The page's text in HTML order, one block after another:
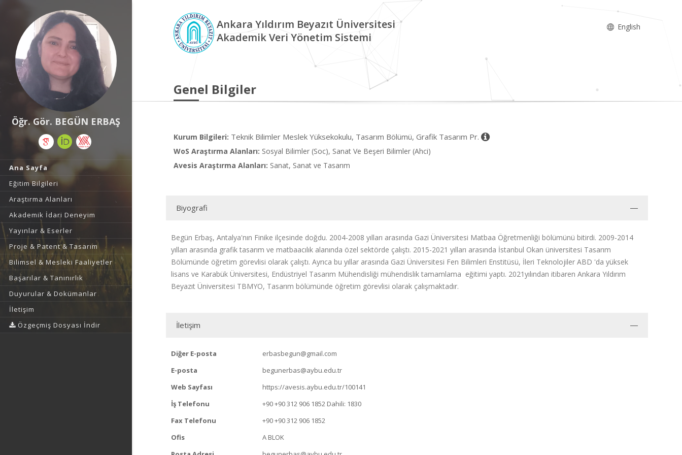
Öğr. Gör. BEGÜN ERBAŞ
Ana Sayfa
Eğitim Bilgileri
Araştırma Alanları
Akademik İdari Deneyim
Yayınlar & Eserler
Proje & Patent & Tasarım
Bilimsel & Mesleki Faaliyetler
Başarılar & Tanınırlık
Duyurular & Dokümanlar
İletişim
Özgeçmiş Dosyası İndir
Ankara Yıldırım Beyazıt Üniversitesi
Akademik Veri Yönetim Sistemi
English
Genel Bilgiler
Kurum Bilgileri: Teknik Bilimler Meslek Yüksekokulu, Tasarım Bölümü, Grafik Tasarım Pr.
WoS Araştırma Alanları: Sosyal Bilimler (Soc), Sanat Ve Beşeri Bilimler (Ahci)
Avesis Araştırma Alanları: Sanat, Sanat ve Tasarım
Biyografi
Begün Erbaş, Antalya'nın Finike ilçesinde doğdu. 2004-2008 yılları arasında Gazi Üniversitesi Matbaa Öğretmenliği bölümünü bitirdi. 2009-2014
yılları arasında grafik tasarım ve matbaacılık alanında özel sektörde çalıştı. 2015-2021 yılları arasında İstanbul Okan üniversitesi Tasarım
Bölümünde öğretim görevlisi olarak çalıştı. Ayrıca bu yıllar arasında Gazi Üniversitesi Fen Bilimleri Enstitüsü, İleri Teknolojiler ABD 'da yüksek
lisans ve Karabük Üniversitesi, Endüstriyel Tasarım Mühendisliği mühendislik tamamlama eğitimi yaptı. 2021yılından itibaren Ankara Yıldırım
Beyazıt Üniversitesi TBMYO, Tasarım bölümünde öğretim görevlisi olarak çalışmaktadır.
İletişim
Diğer E-posta
erbasbegun@gmail.com
E-posta
begunerbas@aybu.edu.tr
Web Sayfası
https://avesis.aybu.edu.tr/100141
İş Telefonu
+90 +90 312 906 1852 Dahili: 1830
Fax Telefonu
+90 +90 312 906 1852
Ofis
A BLOK